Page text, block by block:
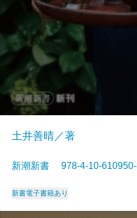
土井善晴／著
新潮新書 978-4-10-
新書電子書籍あり